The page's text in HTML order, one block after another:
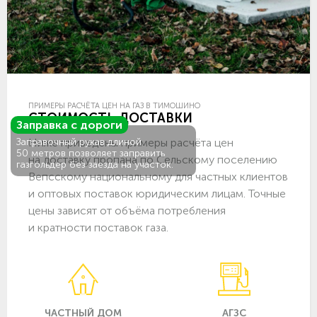
Заправка с дороги
Заправочный рукав длиной
50 метров позволяет заправить
газгольдер без заезда на участок.
ПРИМЕРЫ РАСЧЁТА ЦЕН НА ГАЗ В ТИМОШИНО
СТОИМОСТЬ ДОСТАВКИ
Ниже приведены примеры расчёта цен
на доставку пропана по Сельскому поселению
Вепсскому национальному для частных клиентов
и оптовых поставок юридическим лицам. Точные
цены зависят от объёма потребления
и кратности поставок газа.
ЧАСТНЫЙ ДОМ АГЗС